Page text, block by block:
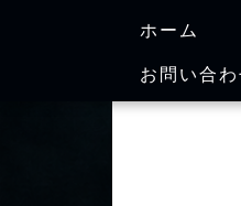
ホーム
お問い合わ